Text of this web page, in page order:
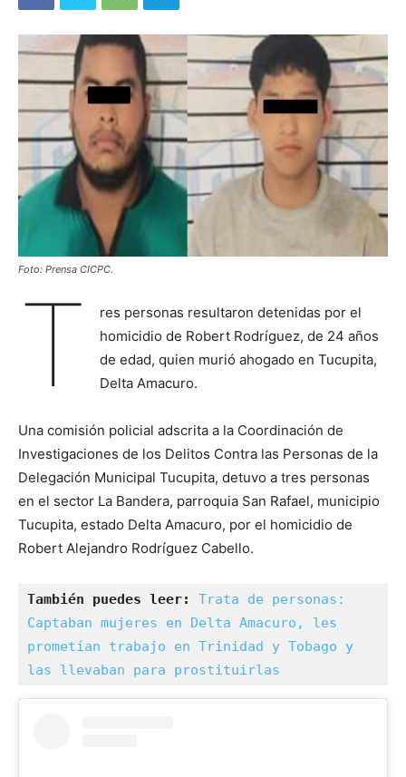
Foto: Prensa CICPC.
T
res personas resultaron detenidas por el
homicidio de Robert Rodríguez, de 24 años
de edad, quien murió ahogado en Tucupita,
Delta Amacuro.
Una comisión policial adscrita a la Coordinación de
Investigaciones de los Delitos Contra las Personas de la
Delegación Municipal Tucupita, detuvo a tres personas
en el sector La Bandera, parroquia San Rafael, municipio
Tucupita, estado Delta Amacuro, por el homicidio de
Robert Alejandro Rodríguez Cabello.
También puedes leer:
Trata de personas:
Captaban mujeres en Delta Amacuro, les
prometían trabajo en Trinidad y Tobago y
las llevaban para prostituirlas